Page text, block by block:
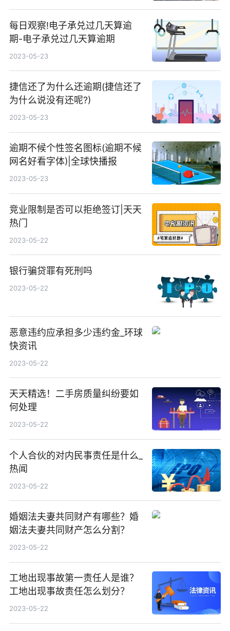
每日观察!电子承兑过几天算逾
期-电子承兑过几天算逾期
2023-05-23
捷信还了为什么还逾期(捷信还了
为什么说没有还呢?)
2023-05-23
逾期不候个性签名图标(逾期不候
网名好看字体)|全球快播报
2023-05-23
竞业限制是否可以拒绝签订|天天
热门
2023-05-22
银行骗贷罪有死刑吗
2023-05-22
恶意违约应承担多少违约金_环球
快资讯
2023-05-22
天天精选！二手房质量纠纷要如
何处理
2023-05-22
个人合伙的对内民事责任是什么_
热闻
2023-05-22
婚姻法夫妻共同财产有哪些？婚
姻法夫妻共同财产怎么分割？
2023-05-22
工地出现事故第一责任人是谁？
工地出现事故责任怎么划分？
2023-05-22